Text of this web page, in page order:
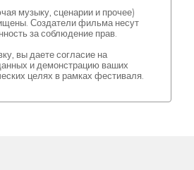
музыку, сценарии и прочее)
Создатели фильма несут
за соблюдение прав.
вы даете согласие на
и демонстрацию ваших
целях в рамках фестиваля.